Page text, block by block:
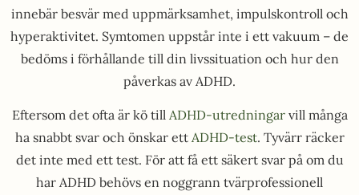
innebär besvär med uppmärksamhet, impulskontroll och
hyperaktivitet. Symtomen uppstår inte i ett vakuum – de
bedöms i förhållande till din livssituation och hur den
påverkas av ADHD.
Eftersom det ofta är kö till ADHD-utredningarvill många
ha snabbt svar och önskar ett ADHD-test. Tyvärr räcker
det inte med ett test. För att få ett säkert svar på om du
har ADHD behövs en noggrann tvärprofessionell